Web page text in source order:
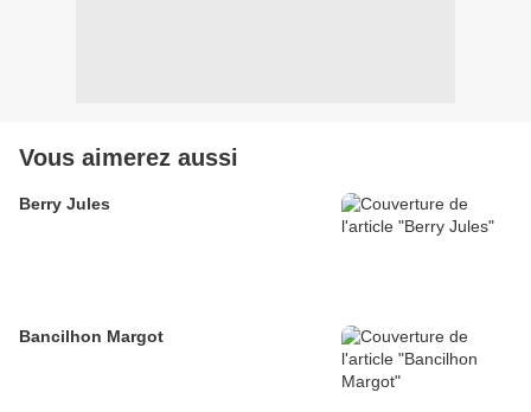
Vous aimerez aussi
Berry Jules
Bancilhon Margot